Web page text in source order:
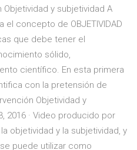
y subjetividad A
el concepto de OBJETIVIDAD
que debe tener el
sólido,
científico. En esta primera
con la pretensión de
Objetividad y
2016 · Video producido por
la objetividad y la subjetividad, y
puede utilizar como